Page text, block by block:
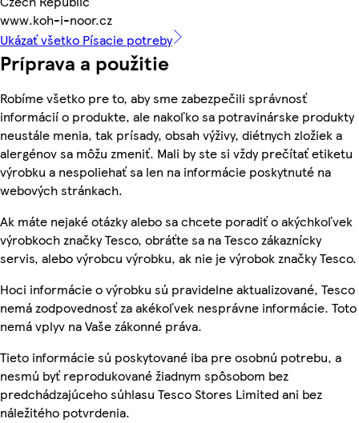
www.koh-i-noor.cz
Ukázať všetko Písacie potreby
Príprava a použitie
Robíme všetko pre to, aby sme zabezpečili správnosť
informácií o produkte, ale nakoľko sa potravinárske produkty
neustále menia, tak prísady, obsah výživy, diétnych zložiek a
alergénov sa môžu zmeniť. Mali by ste si vždy prečítať etiketu
výrobku a nespoliehať sa len na informácie poskytnuté na
webových stránkach.
Ak máte nejaké otázky alebo sa chcete poradiť o akýchkoľvek
výrobkoch značky Tesco, obráťte sa na Tesco zákaznícky
servis, alebo výrobcu výrobku, ak nie je výrobok značky Tesco.
Hoci informácie o výrobku sú pravidelne aktualizované, Tesco
nemá zodpovednosť za akékoľvek nesprávne informácie. Toto
nemá vplyv na Vaše zákonné práva.
Tieto informácie sú poskytované iba pre osobnú potrebu, a
nesmú byť reprodukované žiadnym spôsobom bez
predchádzajúceho súhlasu Tesco Stores Limited ani bez
náležitého potvrdenia.